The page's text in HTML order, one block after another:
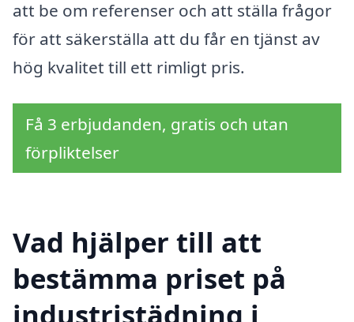
att be om referenser och att ställa frågor
för att säkerställa att du får en tjänst av
hög kvalitet till ett rimligt pris.
Få 3 erbjudanden, gratis och utan
förpliktelser
Vad hjälper till att
bestämma priset på
industristädning i